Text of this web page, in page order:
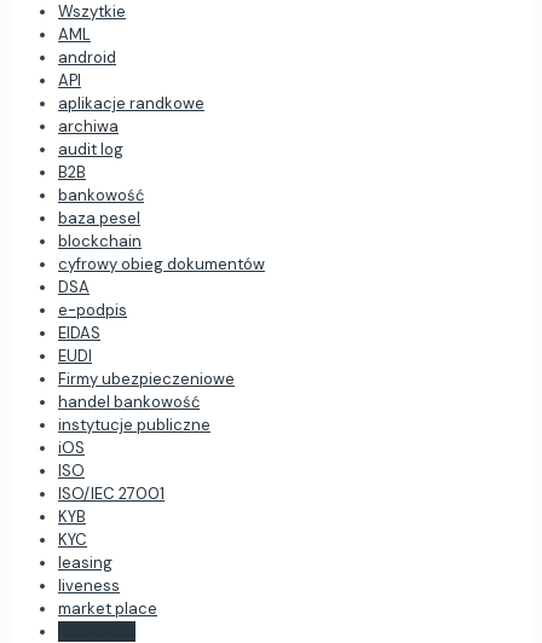
Wszytkie
AML
android
API
aplikacje randkowe
archiwa
audit log
B2B
bankowość
baza pesel
blockchain
cyfrowy obieg dokumentów
DSA
e-podpis
EIDAS
EUDI
Firmy ubezpieczeniowe
handel bankowość
instytucje publiczne
iOS
ISO
ISO/IEC 27001
KYB
KYC
leasing
liveness
market place